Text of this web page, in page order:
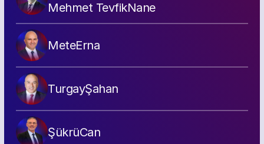
Mehmet TevfikNane
MeteErna
TurgayŞahan
ŞükrüCan